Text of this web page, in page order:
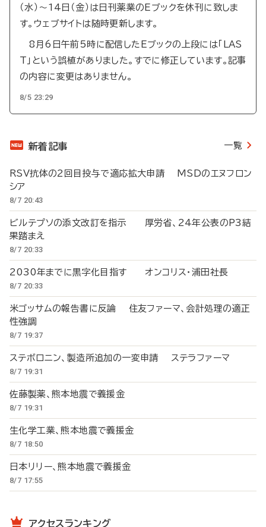
（水）～14日（金）は日刊薬業のEブックを休刊に致しま
す。ウェブサイトは随時更新します。
8月6日午前5時に配信したEブックの上段には「LAS
T」という誤植がありました。すでに修正しています。記事
の内容に変更はありません。
8/5 23:29
新着記事 一覧
RSV抗体の2回目投与で適応拡大申請 MSDのエヌフロン
シア
8/7 20:43
ビルテプソの添文改訂を指示 厚労省、24年公表のP3結
果踏まえ
8/7 20:33
2030年までに黒字化目指す オンコリス・浦田社長
8/7 20:33
米ゴッサムの報告書に反論 住友ファーマ、会計処理の適正
性強調
8/7 19:37
ステボロニン、製造所追加の一変申請 ステラファーマ
8/7 19:31
佐藤製薬、熊本地震で義援金
8/7 19:31
生化学工業、熊本地震で義援金
8/7 18:50
日本リリー、熊本地震で義援金
8/7 17:55
アクセスランキング